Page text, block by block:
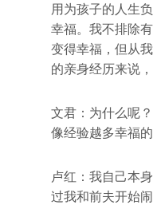
用为孩子的人生
幸福。我不排除
变得幸福，但从
的亲身经历来说
文君：为什么呢
像经验越多幸福的
卢红：我自己本
过我和前夫开始